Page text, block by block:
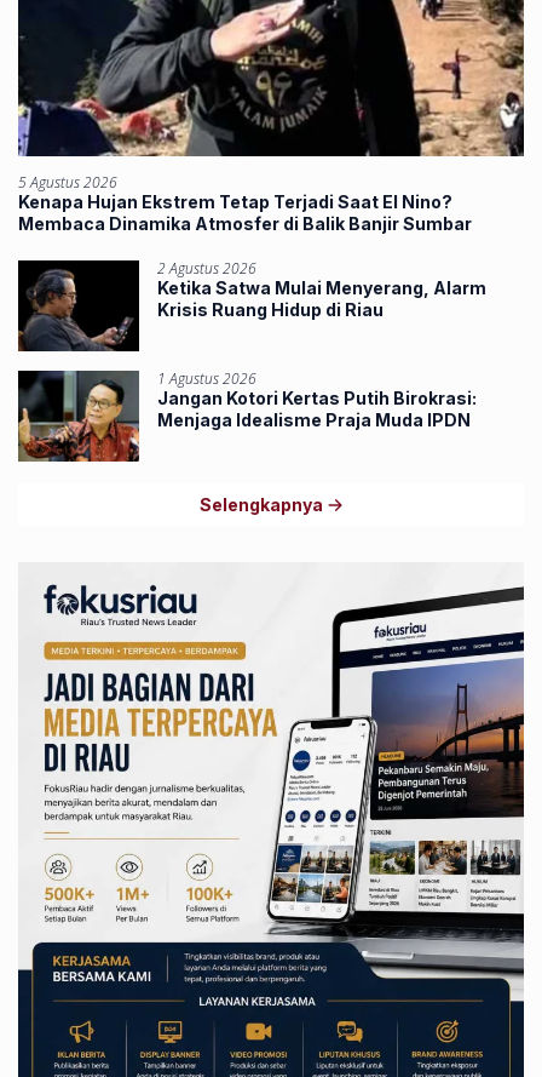
5 Agustus 2026
Kenapa Hujan Ekstrem Tetap Terjadi Saat El Nino?
Membaca Dinamika Atmosfer di Balik Banjir Sumbar
2 Agustus 2026
Ketika Satwa Mulai Menyerang, Alarm
Krisis Ruang Hidup di Riau
1 Agustus 2026
Jangan Kotori Kertas Putih Birokrasi:
Menjaga Idealisme Praja Muda IPDN
Selengkapnya